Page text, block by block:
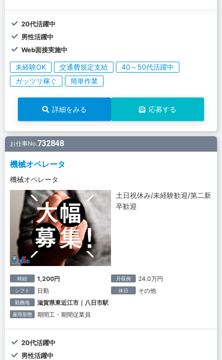
20代活躍中
男性活躍中
Web面接実施中
未経験OK 交通費規定支給
40～50代活躍中
ガッツリ稼ぐ
簡単作業
詳細をみる 応募する
お仕事No.732848
機械オペレータ
機械オペレータ
土日祝休み/未経験歓迎/第二新
卒歓迎
時給 1,200円 月収例 24.0万円
シフト 日勤 休日 その他
勤務地 滋賀県東近江市｜八日市駅
雇用形態 期間工・期間従業員
20代活躍中
男性活躍中